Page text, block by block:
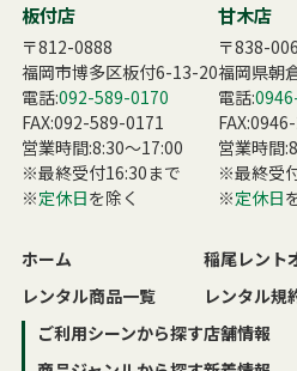
板付店
〒812-0888
福岡市博多区板付6-13-20
電話:092-589-0170
FAX:092-589-0171
営業時間:8:30〜17:00
※最終受付16:30まで
※定休日を除く
甘木店
〒838-
福岡県朝
電話:
営業時間
※最終受
※定休日
ホーム
レンタル商品一覧
ご利用シーンから探す
稲尾レント
レンタル規
店舗情報